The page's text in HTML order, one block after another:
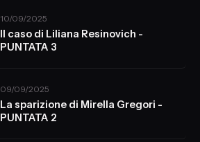
10/09/2025
Il caso di Liliana Resinovich -
PUNTATA 3
09/09/2025
La sparizione di Mirella Gregori -
PUNTATA 2